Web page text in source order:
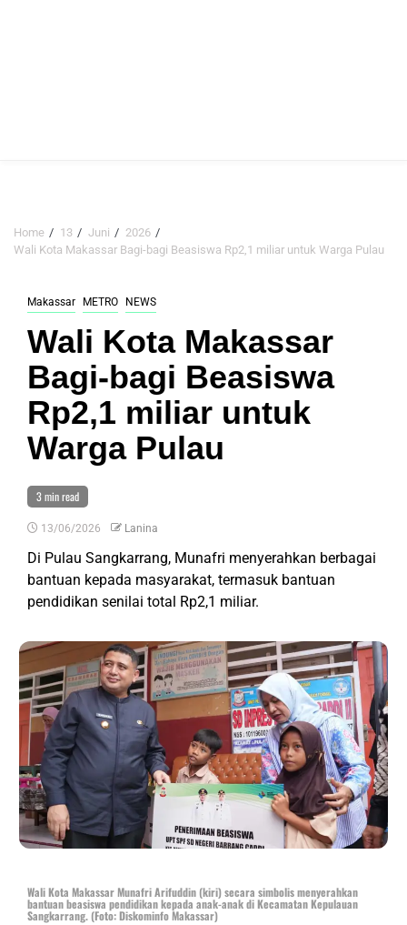
Home 13 Juni
2026
Wali Kota Makassar Bagi-bagi Beasiswa Rp2,1 miliar untuk Warga Pulau
Makassar METRO NEWS
Wali Kota Makassar
Bagi-bagi Beasiswa
Rp2,1 miliar untuk
Warga Pulau
3 min read
13/06/2026 Lanina
Di Pulau Sangkarrang, Munafri menyerahkan berbagai
bantuan kepada masyarakat, termasuk bantuan
pendidikan senilai total Rp2,1 miliar.
Wali Kota Makassar Munafri Arifuddin (kiri) secara simbolis menyerahkan
bantuan beasiswa pendidikan kepada anak-anak di Kecamatan Kepulauan
Sangkarrang. (Foto: Diskominfo Makassar)